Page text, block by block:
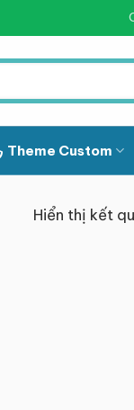
Theme Custom
Hiển thị kết